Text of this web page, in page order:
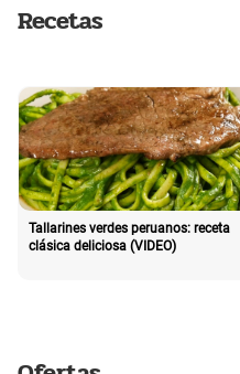
Recetas
Tallarines verdes peruanos: receta
clásica deliciosa (VIDEO)